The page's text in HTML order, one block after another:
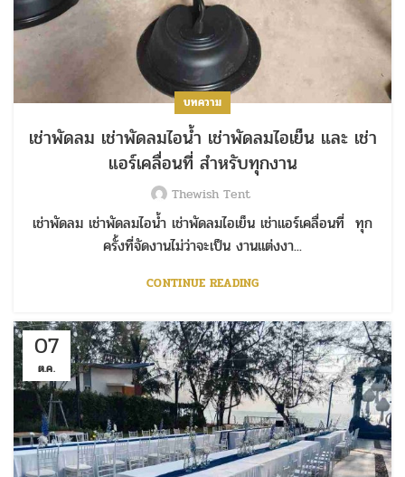
บทความ
เช่าพัดลม เช่าพัดลมไอน้ำ เช่าพัดลมไอเย็น และ เช่า
แอร์เคลื่อนที่ สำหรับทุกงาน
Thewish Tent
เช่าพัดลม เช่าพัดลมไอน้ำ เช่าพัดลมไอเย็น เช่าแอร์เคลื่อนที่ ทุก
ครั้งที่จัดงานไม่ว่าจะเป็น งานแต่งงา...
CONTINUE READING
07
ต.ค.